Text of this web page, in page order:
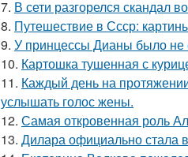
7. В сети разгорелся скандал
8. Путешествие в Ссср:
9. У принцессы Дианы было не
10. Картошка тушенная с
11. Каждый день на
услышать голос жены.
12. Самая откровенная роль
13. Дилара официально стала